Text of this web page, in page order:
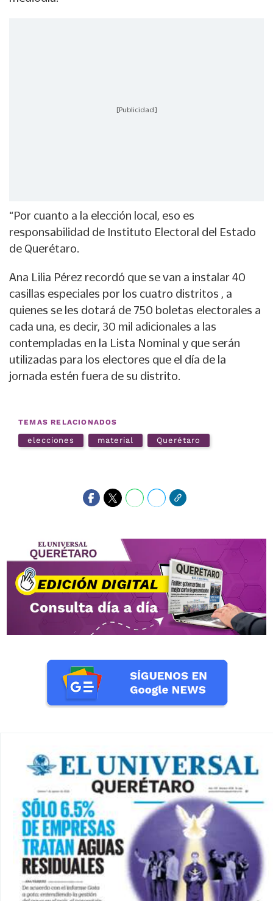
[Publicidad]
“Por cuanto a la elección local, eso es
responsabilidad de Instituto Electoral del Estado
de Querétaro.
Ana Lilia Pérez recordó que se van a instalar 40
casillas especiales por los cuatro distritos , a
quienes se les dotará de 750 boletas electorales a
cada una, es decir, 30 mil adicionales a las
contempladas en la Lista Nominal y que serán
utilizadas para los electores que el día de la
jornada estén fuera de su distrito.
TEMAS RELACIONADOS
elecciones material Querétaro